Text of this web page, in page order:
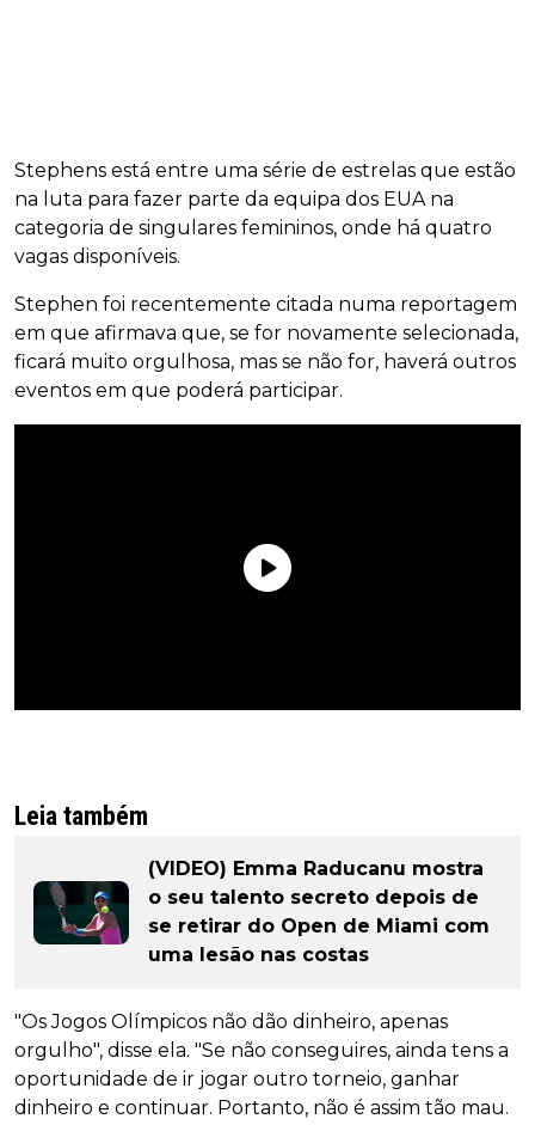
Stephens está entre uma série de estrelas que estão
na luta para fazer parte da equipa dos EUA na
categoria de singulares femininos, onde há quatro
vagas disponíveis.
Stephen foi recentemente citada numa reportagem
em que afirmava que, se for novamente selecionada,
ficará muito orgulhosa, mas se não for, haverá outros
eventos em que poderá participar.
Leia também
(VIDEO) Emma Raducanu mostra
o seu talento secreto depois de
se retirar do Open de Miami com
uma lesão nas costas
"Os Jogos Olímpicos não dão dinheiro, apenas
orgulho", disse ela. "Se não conseguires, ainda tens a
oportunidade de ir jogar outro torneio, ganhar
dinheiro e continuar. Portanto, não é assim tão mau.